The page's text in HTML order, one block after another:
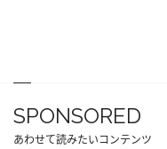
SPONSORED
あわせて読みたいコンテンツ